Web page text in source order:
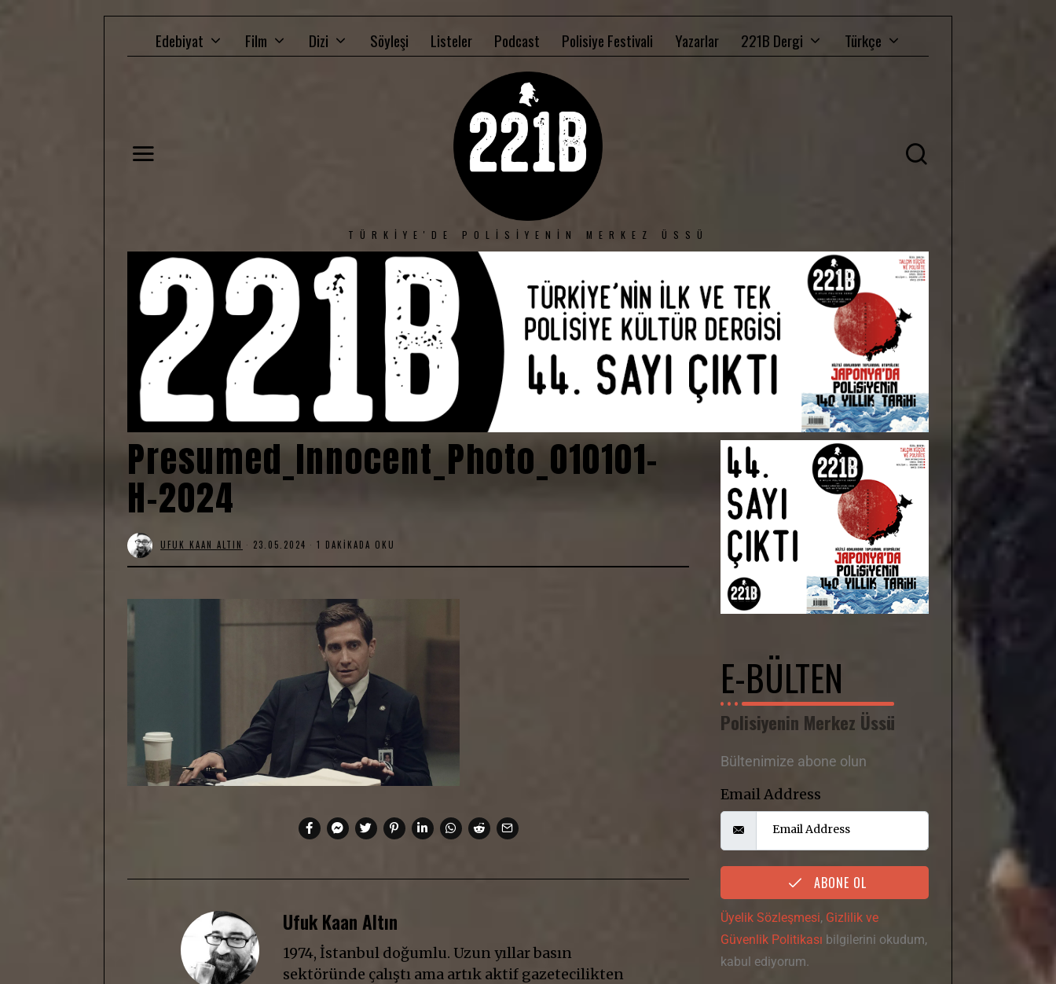
Edebiyat Film Dizi Söyleşi Listeler Podcast Polisiye Festivali Yazarlar 221B Dergi Türkçe
TÜRKIYE'DE POLISIYENIN MERKEZ ÜSSÜ
Presumed_Innocent_Photo_010101-
H-2024
UFUK KAAN ALTIN 23.05.2024 1 DAKIKADA OKU
Ufuk Kaan Altın
1974, İstanbul doğumlu. Uzun yıllar basın
sektöründe çalıştı ama artık aktif gazetecilikten
E-BÜLTEN
Polisiyenin Merkez Üssü
Bültenimize abone olun
Email Address
ABONE OL
Üyelik Sözleşmesi, Gizlilik ve
Güvenlik Politikası bilgilerini okudum,
kabul ediyorum.